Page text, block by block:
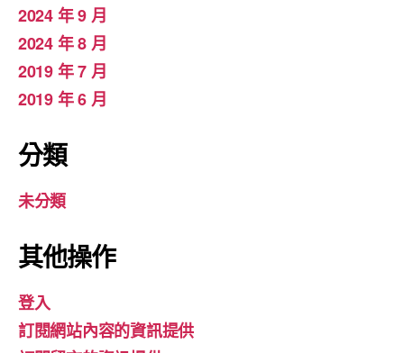
2024 年 9 月
2024 年 8 月
2019 年 7 月
2019 年 6 月
分類
未分類
其他操作
登入
訂閱網站內容的資訊提供